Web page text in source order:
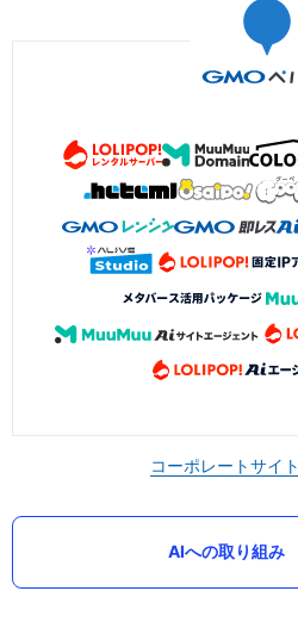
コーポレートサイト
AIへの取り組み